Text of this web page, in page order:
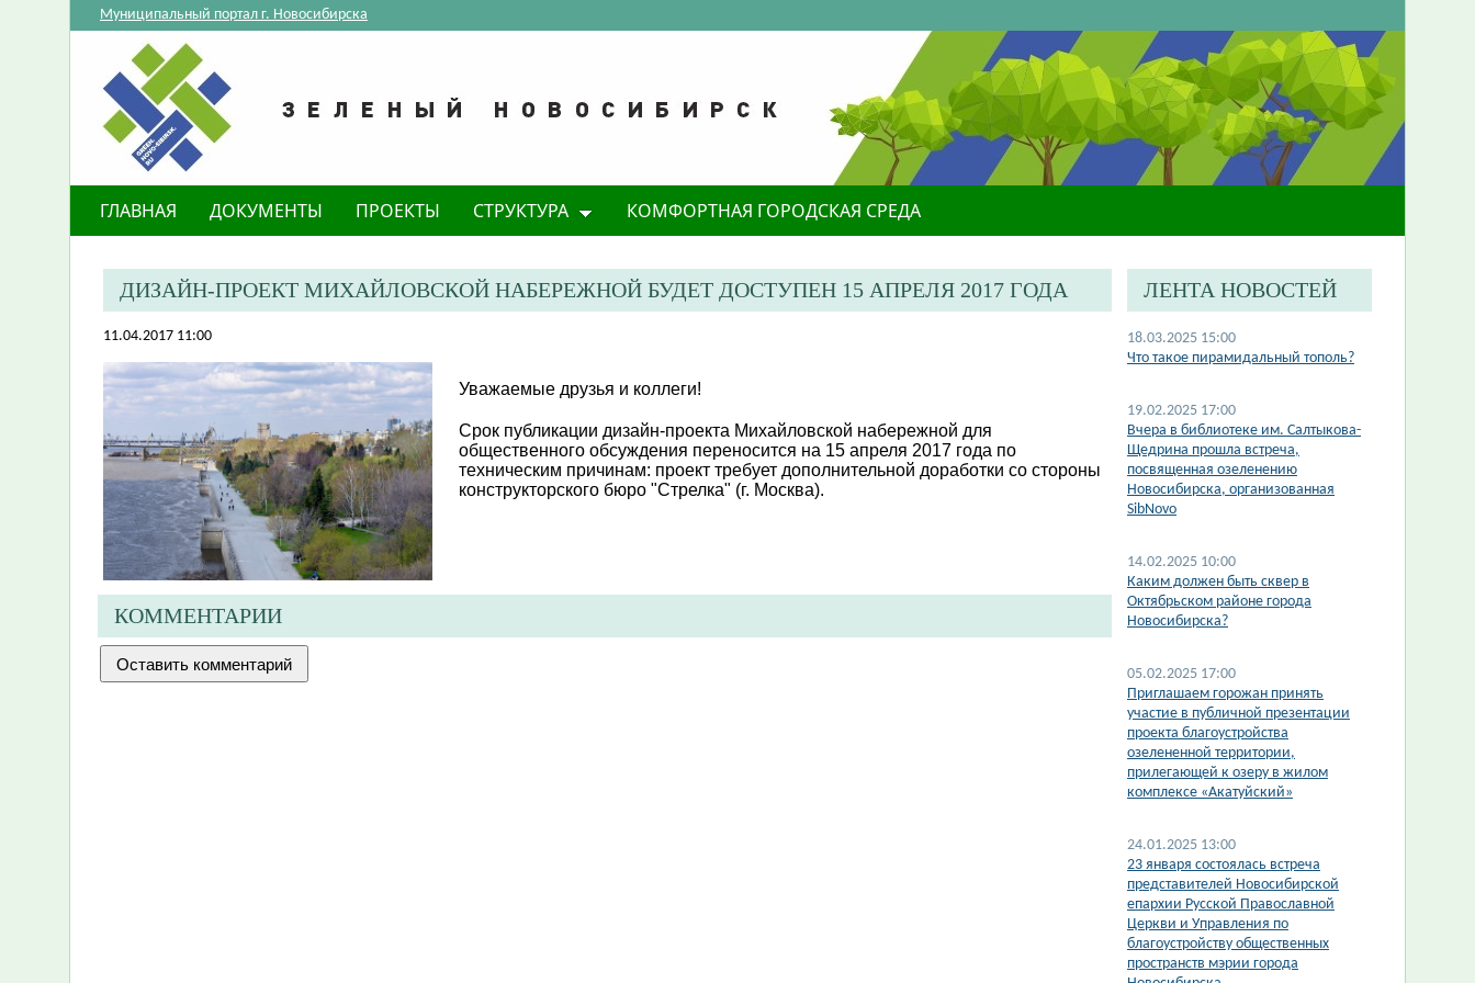
Муниципальный портал г. Новосибирска
ГЛАВНАЯ ДОКУМЕНТЫ ПРОЕКТЫ СТРУКТУРА КОМФОРТНАЯ ГОРОДСКАЯ СРЕДА
ДИЗАЙН-ПРОЕКТ МИХАЙЛОВСКОЙ НАБЕРЕЖНОЙ БУДЕТ ДОСТУПЕН 15 АПРЕЛЯ 2017 ГОДА
11.04.2017 11:00
Уважаемые друзья и коллеги!
Срок публикации дизайн-проекта Михайловской набережной для
общественного обсуждения переносится на 15 апреля 2017 года по
техническим причинам: проект требует дополнительной доработки со стороны
конструкторского бюро "Стрелка" (г. Москва).
КОММЕНТАРИИ
ЛЕНТА НОВОСТЕЙ
18.03.2025 15:00
Что такое пирамидальный тополь?
19.02.2025 17:00
Вчера в библиотеке им. Салтыкова-
Щедрина прошла встреча,
посвященная озеленению
Новосибирска, организованная
SibNovo
14.02.2025 10:00
​Каким должен быть сквер в
Октябрьском районе города
Новосибирска?
05.02.2025 17:00
​Приглашаем горожан принять
участие в публичной презентации
проекта благоустройства
озелененной территории,
прилегающей к озеру в жилом
комплексе «Акатуйский»
24.01.2025 13:00
23 января состоялась встреча
представителей Новосибирской
епархии Русской Православной
Церкви и Управления по
благоустройству общественных
пространств мэрии города